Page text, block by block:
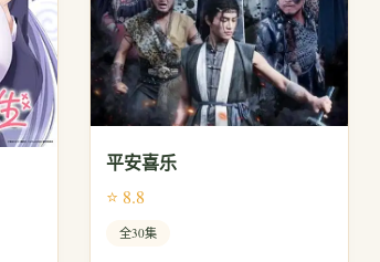
平安喜乐
⭐ 8.8
全30集